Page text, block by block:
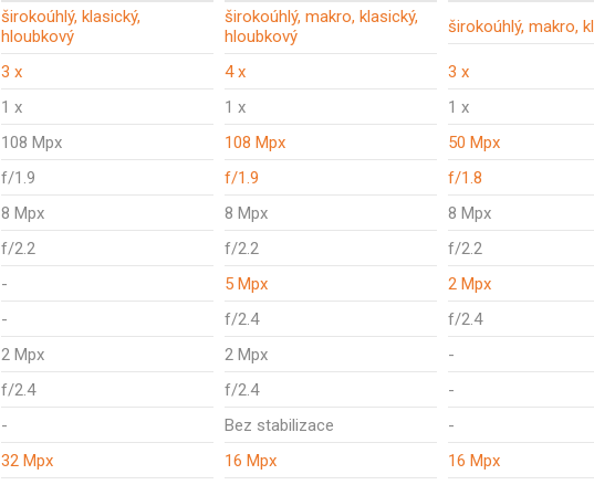
širokoúhlý, klasický,
hloubkový
širokoúhlý, makro, klasický,
hloubkový
širokoúhlý, makro,
3 x 4 x
3 x
1 x 1 x
1 x
108 Mpx 108 Mpx
50 Mpx
f/1.9 f/1.9
f/1.8
8 Mpx 8 Mpx
8 Mpx
f/2.2 f/2.2
f/2.2
- 5 Mpx
2 Mpx
- f/2.4
f/2.4
2 Mpx 2 Mpx
-
f/2.4 f/2.4
-
- Bez stabilizace
-
32 Mpx 16 Mpx
16 Mpx